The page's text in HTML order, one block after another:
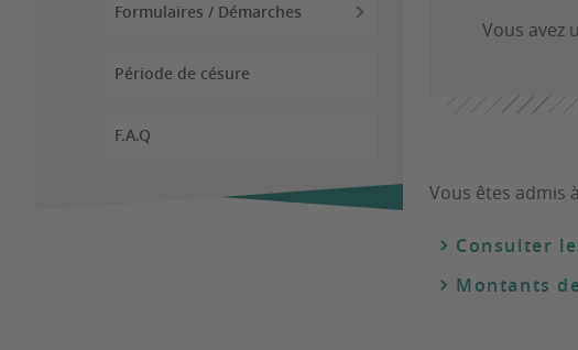
Formulaires / Démarches
Période de césure
F.A.Q
Vous avez
Vous êtes admis
Consulter
Montants